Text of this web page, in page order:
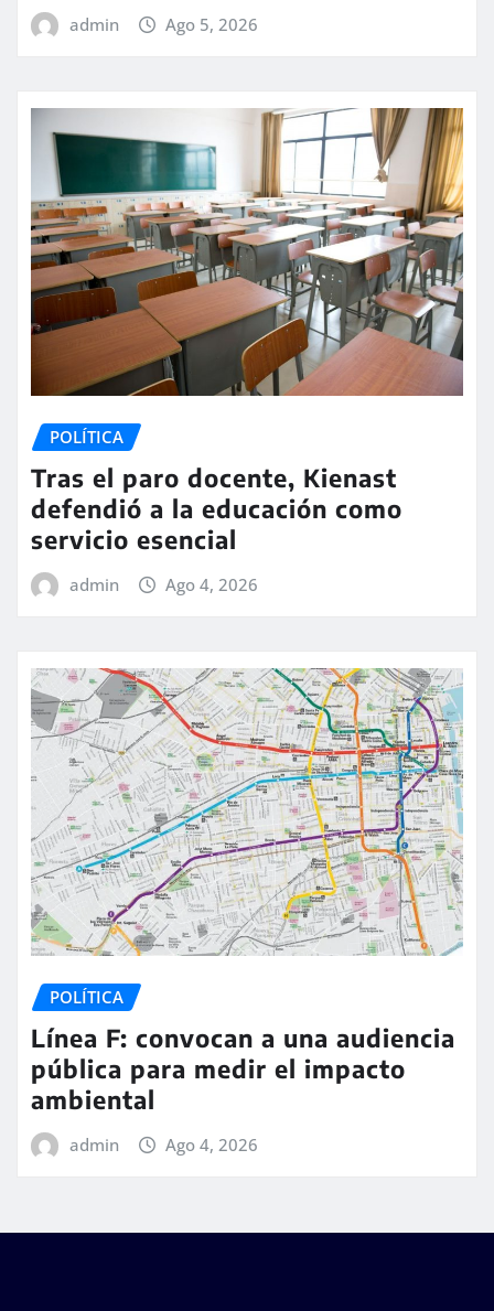
admin Ago 5, 2026
POLÍTICA
Tras el paro docente, Kienast
defendió a la educación como
servicio esencial
admin Ago 4, 2026
POLÍTICA
Línea F: convocan a una audiencia
pública para medir el impacto
ambiental
admin Ago 4, 2026